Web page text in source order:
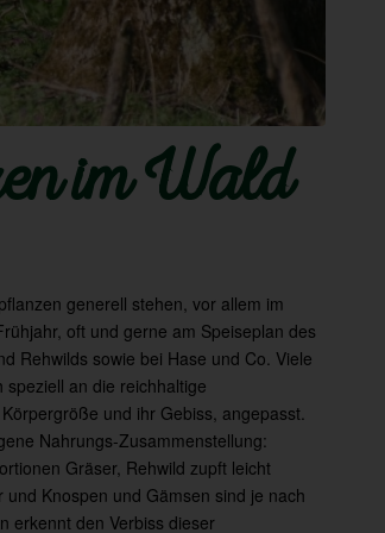
im Wald
generell stehen, vor allem im
oft und gerne am Speiseplan des
Rehwilds sowie bei Hase und Co. Viele
an die reichhaltige
und ihr Gebiss, angepasst.
Nahrungs-Zusammenstellung:
Gräser, Rehwild zupft leicht
Knospen und Gämsen sind je nach
erkennt den Verbiss dieser